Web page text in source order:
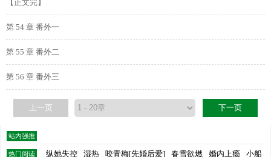
【正文完】
第 54 章 番外一
第 55 章 番外二
第 56 章 番外三
上一页 下一页
站内强推
热门阅读 纵她失控 湿热 咬青梅[先婚后爱] 春雪欲燃 婚内上瘾 小船